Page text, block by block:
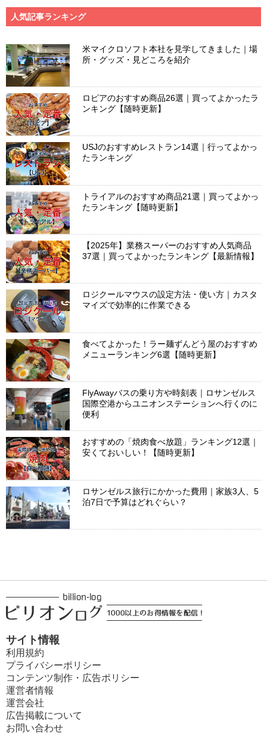
人気記事ランキング
米マイクロソフト本社を見学してきました｜場
所・グッズ・見どころを紹介
ロピアのおすすめ商品26選｜買ってよかったラ
ンキング【随時更新】
USJのおすすめレストラン14選｜行ってよかっ
たランキング
トライアルのおすすめ商品21選｜買ってよかっ
たランキング【随時更新】
【2025年】業務スーパーのおすすめ人気商品
37選｜買ってよかったランキング【最新情報】
ロジクールマウスの設定方法・使い方｜カスタ
マイズで効率的に作業できる
食べてよかった！ラー麺ずんどう屋のおすすめ
メニューランキング6選【随時更新】
FlyAwayバスの乗り方や時刻表｜ロサンゼルス
国際空港からユニオンステーションへ行くのに
便利
おすすめの「焼肉食べ放題」ランキング12選｜
安くておいしい！【随時更新】
ロサンゼルス旅行にかかった費用｜家族3人、5
泊7日で予算はどれぐらい？
サイト情報
利用規約
プライバシーポリシー
コンテンツ制作・広告ポリシー
運営者情報
運営会社
広告掲載について
お問い合わせ